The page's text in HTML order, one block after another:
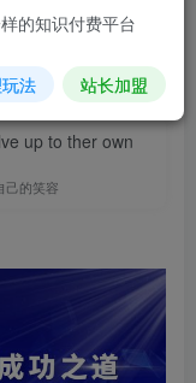
买，可保存购买订单
up to ther own
己的笑容
的知识付费平台
法 站长加盟